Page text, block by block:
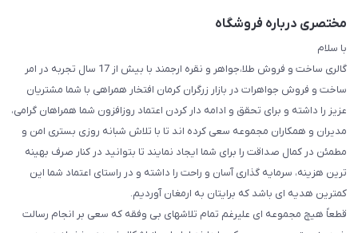
مختصری درباره فروشگاه
با سلام
گالری ساخت و فروش طلا،جواهر و نقره ارجمند با بیش از 17 سال تجربه در امر
ساخت و فروش جواهرات در بازار زرگران کرمان افتخار همراهی با شما مشتریان
عزیز را داشته و برای تحقق و ادامه دار کردن اعتماد روزافزون شما همراهان گرامی،
مدیران و همکاران مجموعه سعی کرده اند تا با تلاش شبانه روزی بستری امن و
مطمئن در کمال صداقت را برای شما ایجاد نمایند تا بتوانید در کنار صرف بهینه
ترین هزینه، سرمایه گذاری آسان و راحت را داشته و در راستای اعتماد شما این
کمترین هدیه ای باشد که برایتان به ارمغان آوردیم.
قطعاً هیچ مجموعه ای علیرغم تمام تلاشهای بی وفقه که سعی بر انجام رسالت